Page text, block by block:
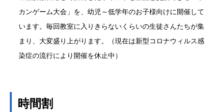
カンゲーム大会」を、幼児～低学年のお子様向けに開催して
います。毎回教室に入りきらないくらいの生徒さんたちが集
まり、大変盛り上がります。（現在は新型コロナウィルス感
染症の流行により開催を休止中）
時間割